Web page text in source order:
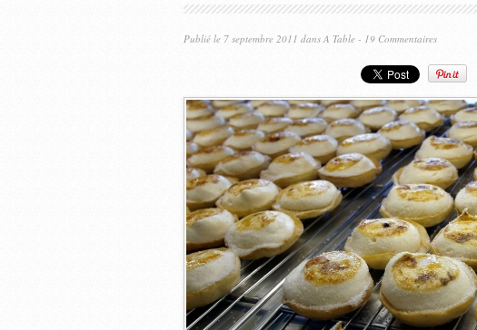
Publié le 7 septembre 2011 dansA Table - 19 Commentaires